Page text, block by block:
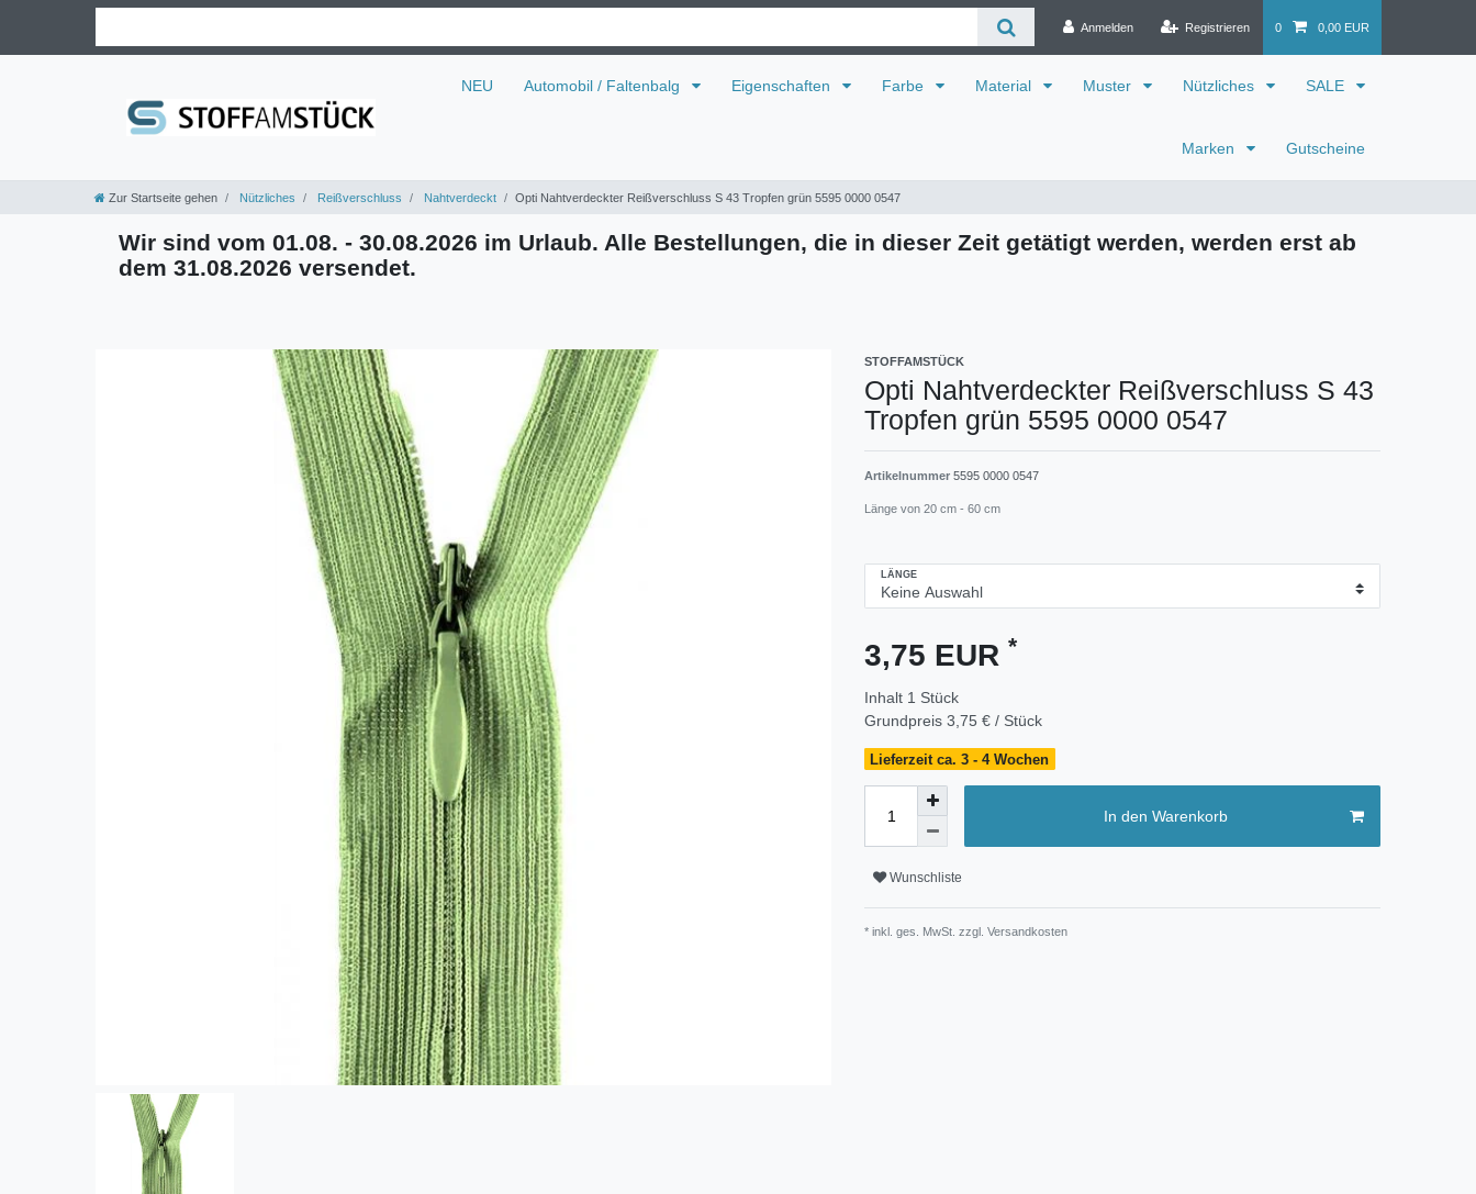
Anmelden Registrieren 0 0,00 EUR
NEU Automobil / Faltenbalg Eigenschaften Farbe Material Muster Nützliches SALE
Marken Gutscheine
Zur Startseite gehen Nützliches Reißverschluss Nahtverdeckt Opti Nahtverdeckter Reißverschluss S 43 Tropfen grün 5595 0000 0547
Wir sind vom 01.08. - 30.08.2026 im Urlaub. Alle Bestellungen, die in dieser Zeit getätigt werden, werden erst ab
dem 31.08.2026 versendet.
STOFFAMSTÜCK
Opti Nahtverdeckter Reißverschluss S 43
Tropfen grün 5595 0000 0547
Artikelnummer 5595 0000 0547
Länge von 20 cm - 60 cm
LÄNGE
3,75 EUR *
Inhalt 1 Stück
Grundpreis 3,75 € / Stück
Lieferzeit ca. 3 - 4 Wochen
In den Warenkorb
Wunschliste
* inkl. ges. MwSt. zzgl. Versandkosten